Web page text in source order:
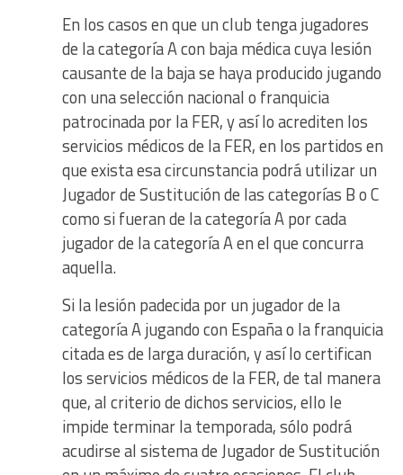
En los casos en que un club tenga jugadores
de la categoría A con baja médica cuya lesión
causante de la baja se haya producido jugando
con una selección nacional o franquicia
patrocinada por la FER, y así lo acrediten los
servicios médicos de la FER, en los partidos en
que exista esa circunstancia podrá utilizar un
Jugador de Sustitución de las categorías B o C
como si fueran de la categoría A por cada
jugador de la categoría A en el que concurra
aquella.
Si la lesión padecida por un jugador de la
categoría A jugando con España o la franquicia
citada es de larga duración, y así lo certifican
los servicios médicos de la FER, de tal manera
que, al criterio de dichos servicios, ello le
impide terminar la temporada, sólo podrá
acudirse al sistema de Jugador de Sustitución